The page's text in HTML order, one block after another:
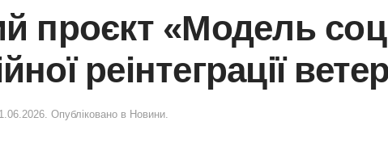
проєкт «Модель
реінтеграції
. Опубліковано в Новини